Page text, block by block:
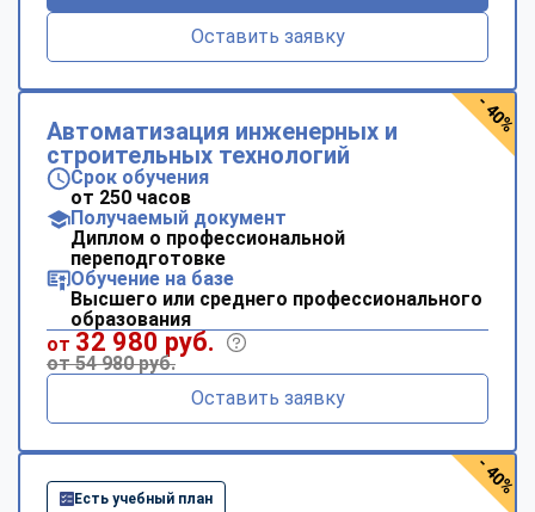
Оставить заявку
Автоматизация инженерных и
строительных технологий
Срок обучения
от 250 часов
Получаемый документ
Диплом о профессиональной
переподготовке
Обучение на базе
Высшего или среднего профессионального
образования
от 32 980 руб.
от 54 980 руб.
Оставить заявку
- 40%
Есть учебный план
- 40%